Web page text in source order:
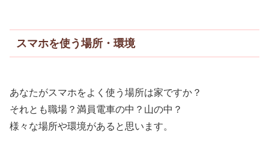
スマホを使う場所・環境
あなたがスマホをよく使う場所は家ですか？
それとも職場？満員電車の中？山の中？
様々な場所や環境があると思います。